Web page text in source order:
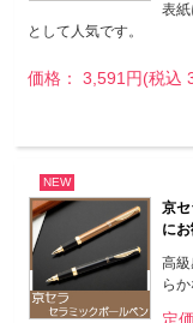
表
として人気です。
価格： 3,591円(税込
NEW
京
に
高
ら